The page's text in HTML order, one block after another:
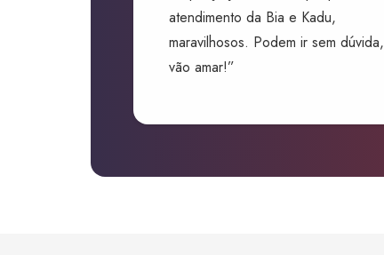
atendimento da Bia e Kadu,
maravilhosos. Podem ir sem dúvida,
vão amar!”